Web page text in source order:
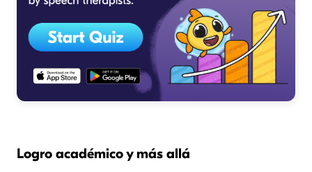
Logro académico y más allá